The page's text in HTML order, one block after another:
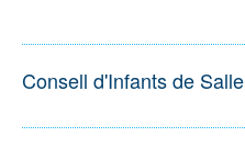
Consell d'Infants de